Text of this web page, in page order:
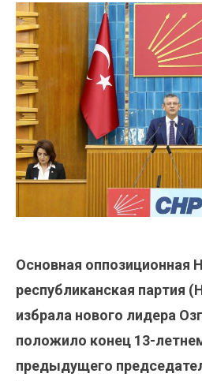
Основная оппозиционная
республиканская партия
избрала нового лидера
положило конец 13-
предыдущего